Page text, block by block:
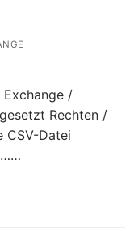
Exchange /
Rechten /
CSV-Datei